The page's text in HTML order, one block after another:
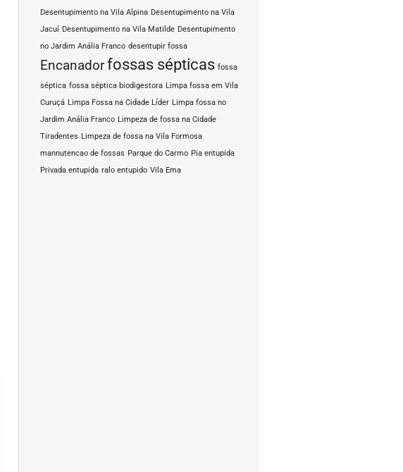
Desentupimento na Vila Alpina Desentupimento na Vila
Jacuí Desentupimento na Vila Matilde Desentupimento
no Jardim Anália Franco desentupir fossa
Encanadorfossas sépticas fossa
séptica fossa séptica biodigestora Limpa fossa em Vila
Curuçá Limpa Fossa na Cidade Líder Limpa fossa no
Jardim Anália Franco Limpeza de fossa na Cidade
Tiradentes Limpeza de fossa na Vila Formosa
mannutencao de fossas Parque do Carmo Pia entupida
Privada entupida ralo entupido Vila Ema